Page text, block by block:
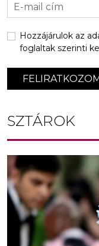
Hozzájárulok az
foglaltak szerinti
SZTÁROK